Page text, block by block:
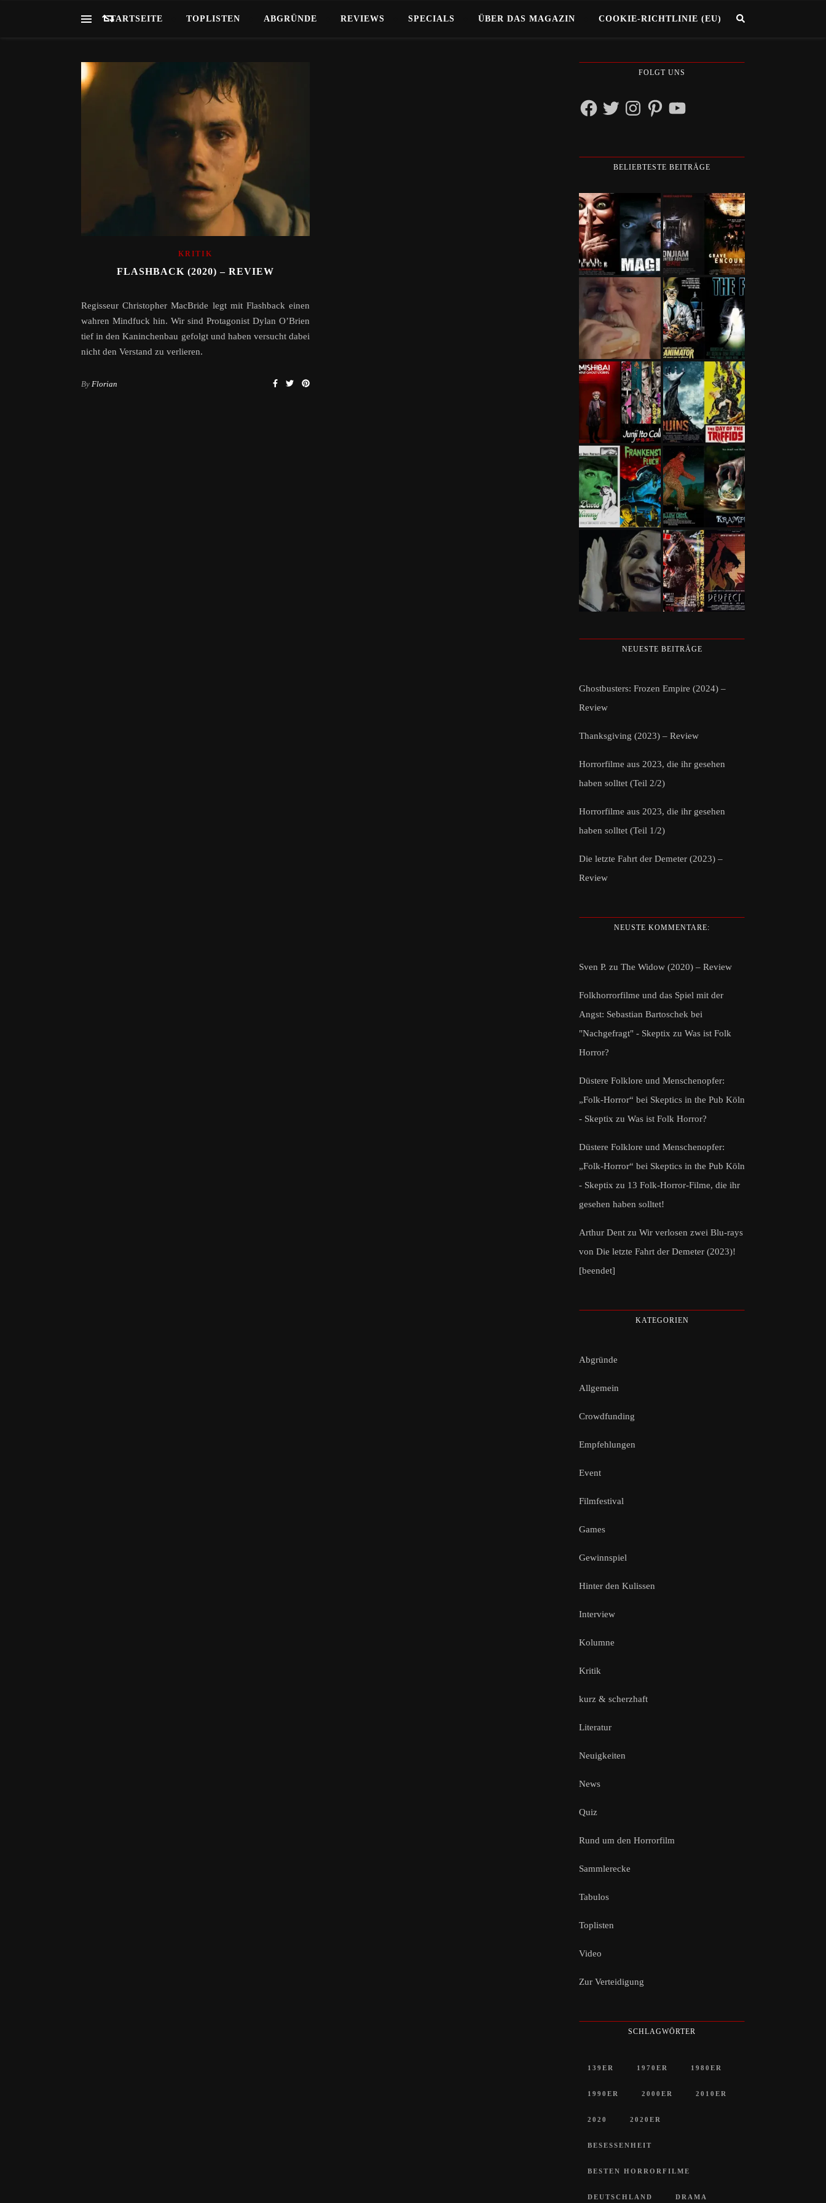
STARTSEITE TOPLISTEN ABGRÜNDE REVIEWS SPECIALS ÜBER DAS MAGAZIN COOKIE-RICHTLINIE (EU)
KRITIK
FLASHBACK (2020) – REVIEW
Regisseur Christopher MacBride legt mit Flashback einen
wahren Mindfuck hin. Wir sind Protagonist Dylan O’Brien
tief in den Kaninchenbau gefolgt und haben versucht dabei
nicht den Verstand zu verlieren.
By Florian
FOLGT UNS
FacebookTwitterInstagramPinterestYouTube
BELIEBTESTE BEITRÄGE
NEUESTE BEITRÄGE
Ghostbusters: Frozen Empire (2024) –
Review
Thanksgiving (2023) – Review
Horrorfilme aus 2023, die ihr gesehen
haben solltet (Teil 2/2)
Horrorfilme aus 2023, die ihr gesehen
haben solltet (Teil 1/2)
Die letzte Fahrt der Demeter (2023) –
Review
NEUSTE KOMMENTARE:
Sven P. zu The Widow (2020) – Review
Folkhorrorfilme und das Spiel mit der
Angst: Sebastian Bartoschek bei
"Nachgefragt" - Skeptix zu Was ist Folk
Horror?
Düstere Folklore und Menschenopfer:
„Folk-Horror“ bei Skeptics in the Pub Köln
- Skeptix zu Was ist Folk Horror?
Düstere Folklore und Menschenopfer:
„Folk-Horror“ bei Skeptics in the Pub Köln
- Skeptix zu 13 Folk-Horror-Filme, die ihr
gesehen haben solltet!
Arthur Dent zu Wir verlosen zwei Blu-rays
von Die letzte Fahrt der Demeter (2023)!
[beendet]
KATEGORIEN
Abgründe
Allgemein
Crowdfunding
Empfehlungen
Event
Filmfestival
Games
Gewinnspiel
Hinter den Kulissen
Interview
Kolumne
Kritik
kurz & scherzhaft
Literatur
Neuigkeiten
News
Quiz
Rund um den Horrorfilm
Sammlerecke
Tabulos
Toplisten
Video
Zur Verteidigung
SCHLAGWÖRTER
139ER 1970ER 1980ER
1990ER 2000ER 2010ER
2020 2020ER
BESESSENHEIT
BESTEN HORRORFILME
DEUTSCHLAND DRAMA